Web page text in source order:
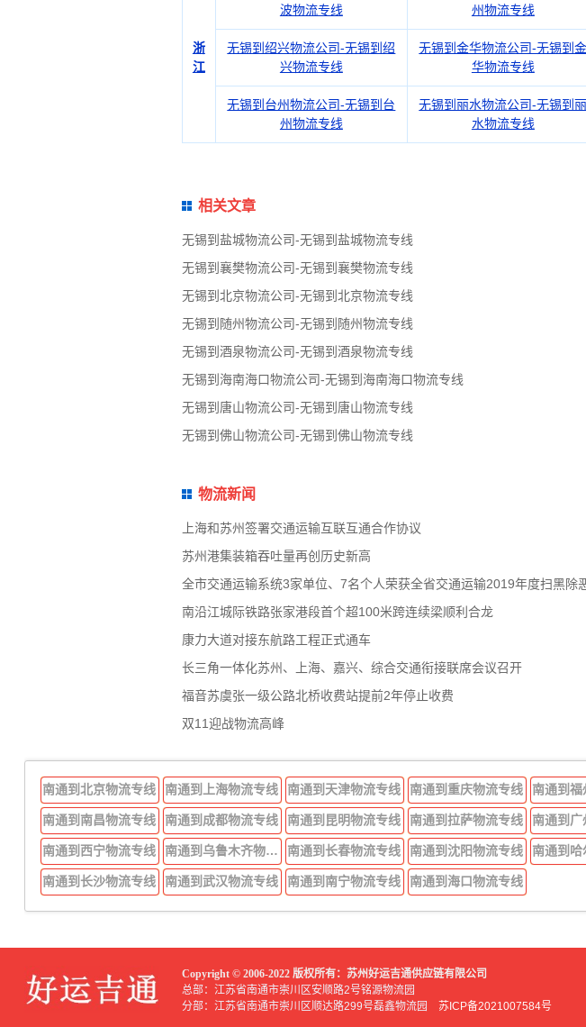
浙
江
波物流专线
州物流专线
无锡到绍兴物流公司-无锡到绍
兴物流专线
无锡到金华物流公司-无锡到金
华物流专线
无锡到台州物流公司-无锡到台
州物流专线
无锡到丽水物流公司-无锡到丽
水物流专线
相关文章
无锡到盐城物流公司-无锡到盐城物流专线
无锡到襄樊物流公司-无锡到襄樊物流专线
无锡到北京物流公司-无锡到北京物流专线
无锡到随州物流公司-无锡到随州物流专线
无锡到酒泉物流公司-无锡到酒泉物流专线
无锡到海南海口物流公司-无锡到海南海口物流专线
无锡到唐山物流公司-无锡到唐山物流专线
无锡到佛山物流公司-无锡到佛山物流专线
物流新闻
上海和苏州签署交通运输互联互通合作协议
苏州港集装箱吞吐量再创历史新高
全市交通运输系统3家单位、7名个人荣获全省交通运输2019年度扫黑除
南沿江城际铁路张家港段首个超100米跨连续梁顺利合龙
康力大道对接东航路工程正式通车
长三角一体化苏州、上海、嘉兴、综合交通衔接联席会议召开
福音苏虞张一级公路北桥收费站提前2年停止收费
双11迎战物流高峰
南通到北京物流专线 南通到上海物流专线 南通到天津物流专线 南通到重庆物流专线 南通到
南通到南昌物流专线 南通到成都物流专线 南通到昆明物流专线 南通到拉萨物流专线 南通到
南通到西宁物流专线 南通到乌鲁木齐物流专线 南通到长春物流专线 南通到沈阳物流专线
南通到长沙物流专线 南通到武汉物流专线 南通到南宁物流专线 南通到海口物流专线
Copyright © 2006-2022 版权所有：苏州好运吉通供应链有限公司
总部：江苏省南通市崇川区安顺路2号铭源物流园
分部：江苏省南通市崇川区顺达路299号磊鑫物流园 苏ICP备2021007584号